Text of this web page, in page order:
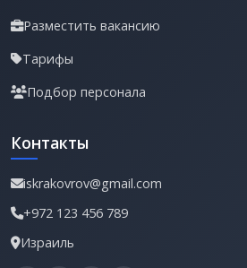
Разместить вакансию
Тарифы
Подбор персонала
Контакты
iskrakovrov@gmail.com
+972 123 456 789
Израиль